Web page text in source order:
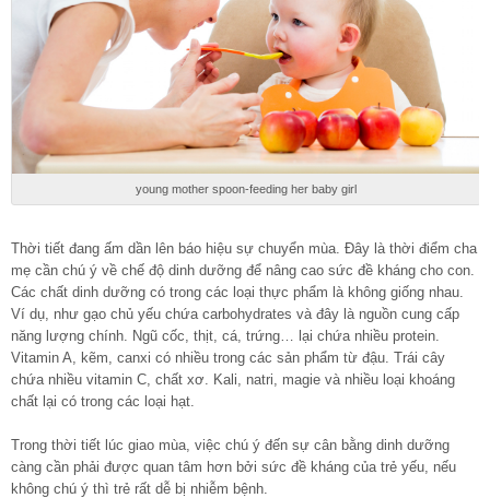
young mother spoon-feeding her baby girl
Thời tiết đang ấm dần lên báo hiệu sự chuyển mùa. Đây là thời điểm cha
mẹ cần chú ý về chế độ dinh dưỡng để nâng cao sức đề kháng cho con.
Các chất dinh dưỡng có trong các loại thực phẩm là không giống nhau.
Ví dụ, như gạo chủ yếu chứa carbohydrates và đây là nguồn cung cấp
năng lượng chính. Ngũ cốc, thịt, cá, trứng… lại chứa nhiều protein.
Vitamin A, kẽm, canxi có nhiều trong các sản phẩm từ đậu. Trái cây
chứa nhiều vitamin C, chất xơ. Kali, natri, magie và nhiều loại khoáng
chất lại có trong các loại hạt.
Trong thời tiết lúc giao mùa, việc chú ý đến sự cân bằng dinh dưỡng
càng cần phải được quan tâm hơn bởi sức đề kháng của trẻ yếu, nếu
không chú ý thì trẻ rất dễ bị nhiễm bệnh.